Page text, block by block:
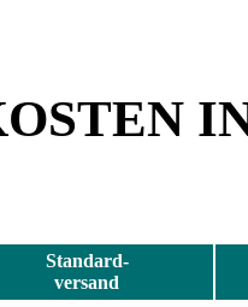
Standard-
versand